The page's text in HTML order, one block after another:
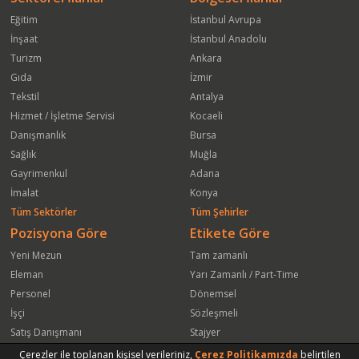
Eğitim
İnşaat
Turizm
Gıda
Tekstil
Hizmet / İşletme Servisi
Danışmanlık
Sağlık
Gayrimenkul
İmalat
Tüm Sektörler
İstanbul Avrupa
İstanbul Anadolu
Ankara
İzmir
Antalya
Kocaeli
Bursa
Muğla
Adana
Konya
Tüm Şehirler
Pozisyona Göre
Yeni Mezun
Eleman
Personel
İşçi
Satış Danışmanı
Öğrenci
Etikete Göre
Tam zamanlı
Yarı Zamanlı / Part-Time
Dönemsel
Sözleşmeli
Stajyer
Freelance
Çerezler ile toplanan kişisel verileriniz, Çerez Politikamızda belirtilen